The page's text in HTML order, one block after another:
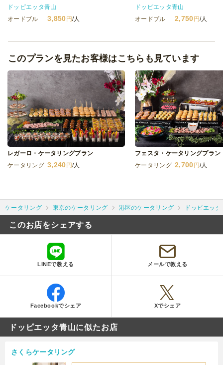
ドッピエッタ青山
オードブル
3,850円/人
ドッピエッタ青山
オードブル
2,750円/人
このプランを見たお客様はこちらも見ています
レガーロ・ケータリングプラン
ケータリング 3,240 円/人
フェスタ・ケータリングプラン
ケータリング 2,700 円/人
ケータリング 東京のケータリング 港区のケータリング ドッピエッ
このお店をシェアする
LINEで教える メールで教える
Facebookでシェア Xでシェア
ドッピエッタ青山に似たお店
さくらケータリング